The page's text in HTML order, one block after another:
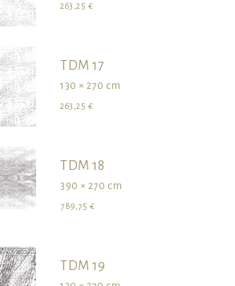
263,25 €
TDM 17
130 × 270 cm
263,25 €
TDM 18
390 × 270 cm
789,75 €
TDM 19